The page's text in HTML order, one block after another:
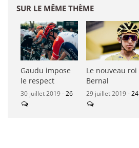
SUR LE MÊME THÈME
Gaudu impose
le respect
30 juillet 2019 -26
Le nouveau roi
Bernal
29 juillet 2019 -24